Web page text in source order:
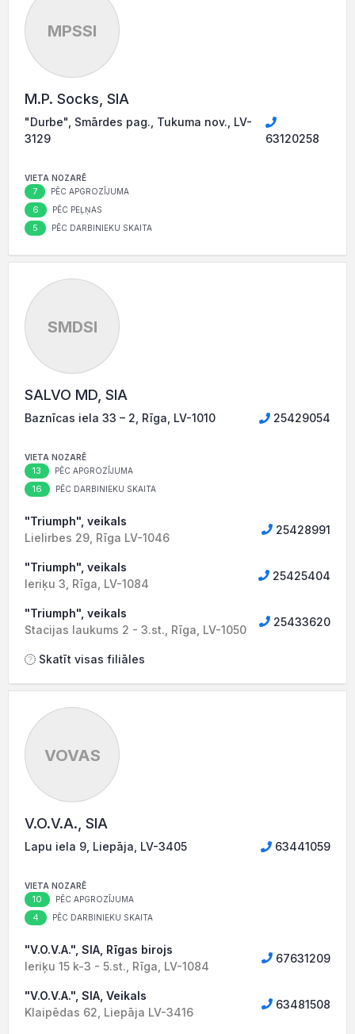
MPSSI
M.P. Socks, SIA
"Durbe", Smārdes pag., Tukuma nov., LV-
3129
63120258
VIETA NOZARĒ
7 PĒC APGROZĪJUMA
6 PĒC PEĻŅAS
5 PĒC DARBINIEKU SKAITA
SMDSI
SALVO MD, SIA
Baznīcas iela 33 – 2, Rīga, LV-1010 25429054
VIETA NOZARĒ
13 PĒC APGROZĪJUMA
16 PĒC DARBINIEKU SKAITA
"Triumph", veikals
Lielirbes 29, Rīga LV-1046
25428991
"Triumph", veikals
Ieriķu 3, Rīga, LV-1084
25425404
"Triumph", veikals
Stacijas laukums 2 - 3.st., Rīga, LV-1050
25433620
Skatīt visas filiāles
VOVAS
V.O.V.A., SIA
Lapu iela 9, Liepāja, LV-3405 63441059
VIETA NOZARĒ
10 PĒC APGROZĪJUMA
4 PĒC DARBINIEKU SKAITA
"V.O.V.A.", SIA, Rīgas birojs
Ieriķu 15 k-3 - 5.st., Rīga, LV-1084
67631209
"V.O.V.A.", SIA, Veikals
Klaipēdas 62, Liepāja LV-3416
63481508